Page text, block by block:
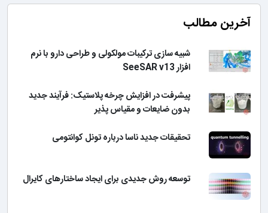
آخرین مطالب
شبیه سازی ترکیبات مولکولی و طراحی دارو با نرم
افزار SeeSAR v13
پیشرفت در افزایش چرخه پلاستیک: فرآیند جدید
بدون ضایعات و مقیاس پذیر
تحقیقات جدید ناسا درباره تونل کوانتومی
توسعه روش جدیدی برای ایجاد ساختارهای کایرال